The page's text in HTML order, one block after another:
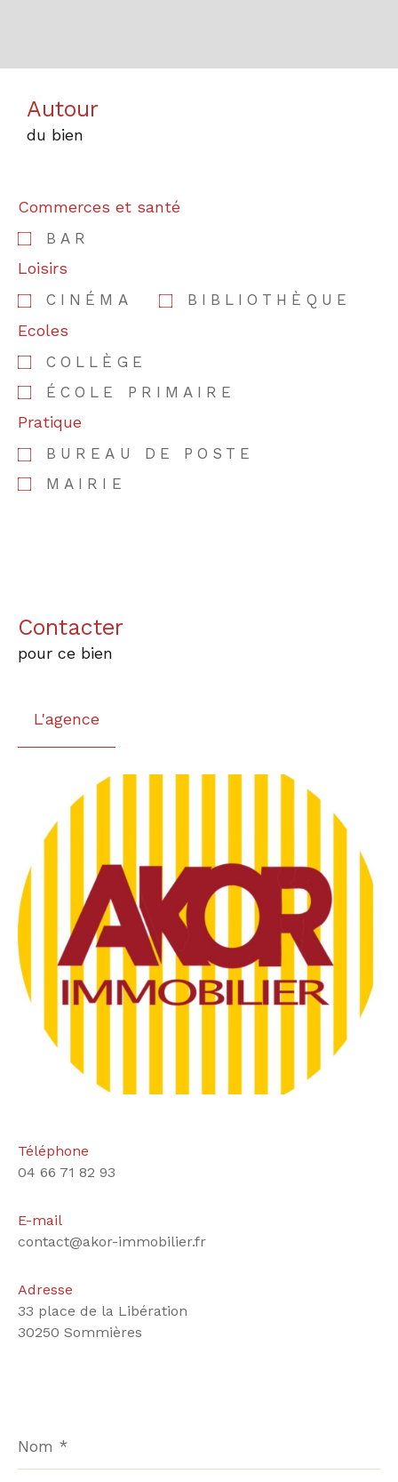
Autour
du bien
Commerces et santé
BAR
Loisirs
CINÉMA BIBLIOTHÈQUE
Ecoles
COLLÈGE
ÉCOLE PRIMAIRE
Pratique
BUREAU DE POSTE
MAIRIE
Contacter
pour ce bien
L'agence
Téléphone
04 66 71 82 93
E-mail
contact@akor-immobilier.fr
Adresse
33 place de la Libération
30250 Sommières
*